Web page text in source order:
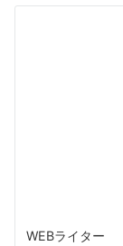
WEBライター